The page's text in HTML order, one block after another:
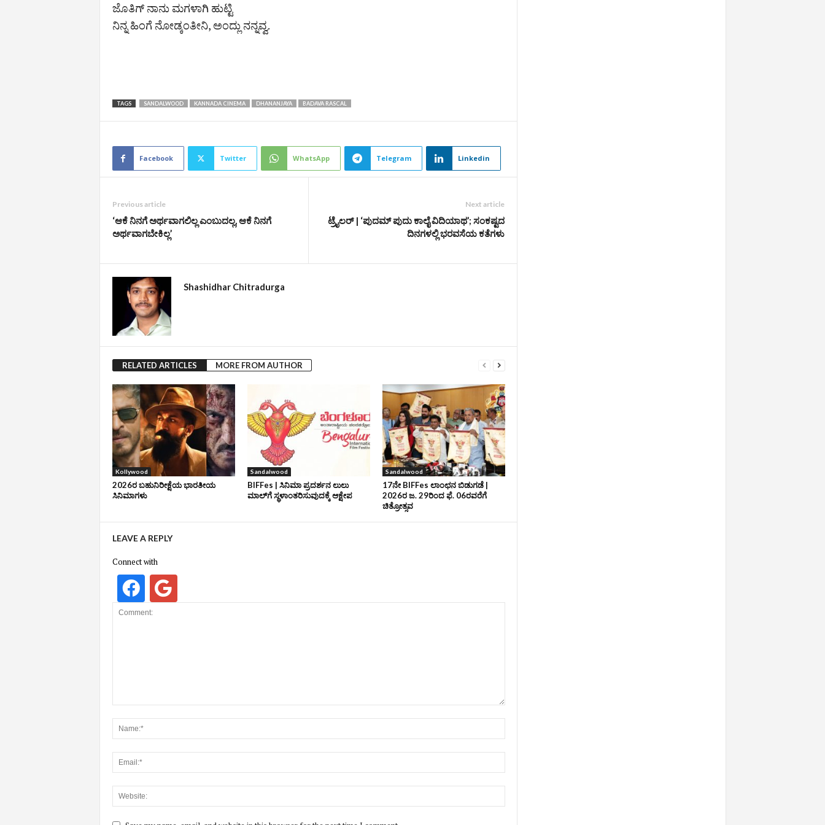
ಜೊತಿಗ್ ನಾನು ಮಗಳಾಗಿ ಹುಟ್ಟಿ
ನಿನ್ನ ಹಿಂಗೆ ನೋಡ್ಕಂತೀನಿ, ಅಂದ್ಲು ನನ್ನವ್ವ.
TAGS SANDALWOOD KANNADA CINEMA DHANANJAYA BADAVA RASCAL
Facebook Twitter WhatsApp Telegram Linkedin
Previous article
‘ಆಕೆ ನಿನಗೆ ಅರ್ಥವಾಗಲಿಲ್ಲ ಎಂಬುದಲ್ಲ, ಆಕೆ ನಿನಗೆ
ಅರ್ಥವಾಗಬೇಕಿಲ್ಲ’
Next article
ಟ್ರೈಲರ್‌ | ‘ಪುದಮ್‌ ಪುದು ಕಾಲೈ ವಿದಿಯಾಥ’; ಸಂಕಷ್ಟದ
ದಿನಗಳಲ್ಲಿ ಭರವಸೆಯ ಕತೆಗಳು
Shashidhar Chitradurga
RELATED ARTICLES MORE FROM AUTHOR
Kollywood
2026ರ ಬಹುನಿರೀಕ್ಷೆಯ ಭಾರತೀಯ
ಸಿನಿಮಾಗಳು
Sandalwood
BIFFes | ಸಿನಿಮಾ ಪ್ರದರ್ಶನ ಲುಲು
ಮಾಲ್‌ಗೆ ಸ್ಥಳಾಂತರಿಸುವುದಕ್ಕೆ ಆಕ್ಷೇಪ
Sandalwood
17ನೇ BIFFes ಲಾಂಛನ ಬಿಡುಗಡೆ |
2026ರ ಜ. 29ರಿಂದ ಫೆ. 06ರವರೆಗೆ
ಚಿತ್ರೋತ್ಸವ
LEAVE A REPLY
Connect with